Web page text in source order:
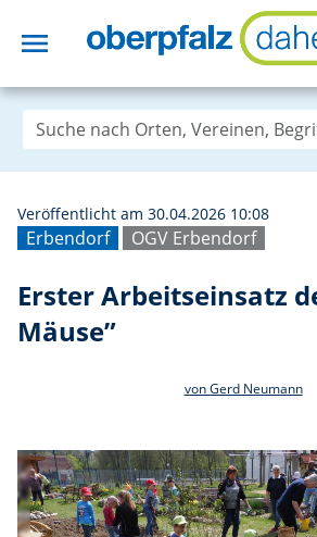
menu
Erbendorf OGV Erbendorf
Veröffentlicht am 30.04.2026 10:08
Erster Arbeitseinsatz
Mäuse”
von Gerd Neumann